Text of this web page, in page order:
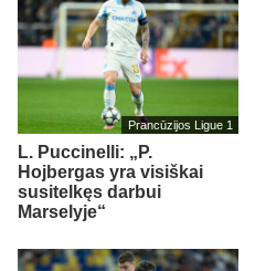
Prancūzijos Ligue 1
L. Puccinelli: „P.
Hojbergas yra visiškai
susitelkęs darbui
Marselyje“